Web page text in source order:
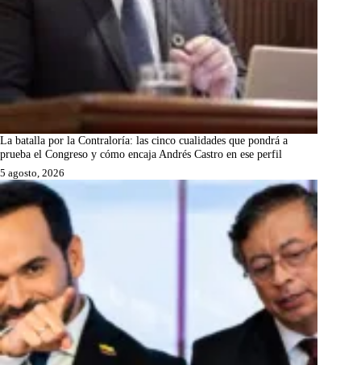
La batalla por la Contraloría: las cinco cualidades que pondrá a
prueba el Congreso y cómo encaja Andrés Castro en ese perfil
5 agosto, 2026